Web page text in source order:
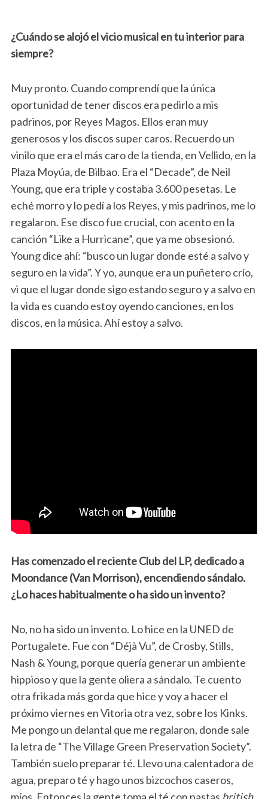
¿Cuándo se alojó el vicio musical en tu interior para
siempre?
Muy pronto. Cuando comprendí que la única
oportunidad de tener discos era pedirlo a mis
padrinos, por Reyes Magos. Ellos eran muy
generosos y los discos super caros. Recuerdo un
vinilo que era el más caro de la tienda, en Vellido, en la
Plaza Moyúa, de Bilbao. Era el “Decade”, de Neil
Young, que era triple y costaba 3.600 pesetas. Le
eché morro y lo pedí a los Reyes, y mis padrinos, me lo
regalaron. Ese disco fue crucial, con acento en la
canción “Like a Hurricane”, que ya me obsesionó.
Young dice ahí: “busco un lugar donde esté a salvo y
seguro en la vida”. Y yo, aunque era un puñetero crío,
vi que el lugar donde sigo estando seguro y a salvo en
la vida es cuando estoy oyendo canciones, en los
discos, en la música. Ahí estoy a salvo.
Has comenzado el reciente Club del LP, dedicado a
Moondance (Van Morrison), encendiendo sándalo.
¿Lo haces habitualmente o ha sido un invento?
No, no ha sido un invento. Lo hice en la UNED de
Portugalete. Fue con “Déjà Vu”, de Crosby, Stills,
Nash & Young, porque quería generar un ambiente
hippioso y que la gente oliera a sándalo. Te cuento
otra frikada más gorda que hice y voy a hacer el
próximo viernes en Vitoria otra vez, sobre los Kinks.
Me pongo un delantal que me regalaron, donde sale
la letra de “The Village Green Preservation Society”.
También suelo preparar té. Llevo una calentadora de
agua, preparo té y hago unos bizcochos caseros,